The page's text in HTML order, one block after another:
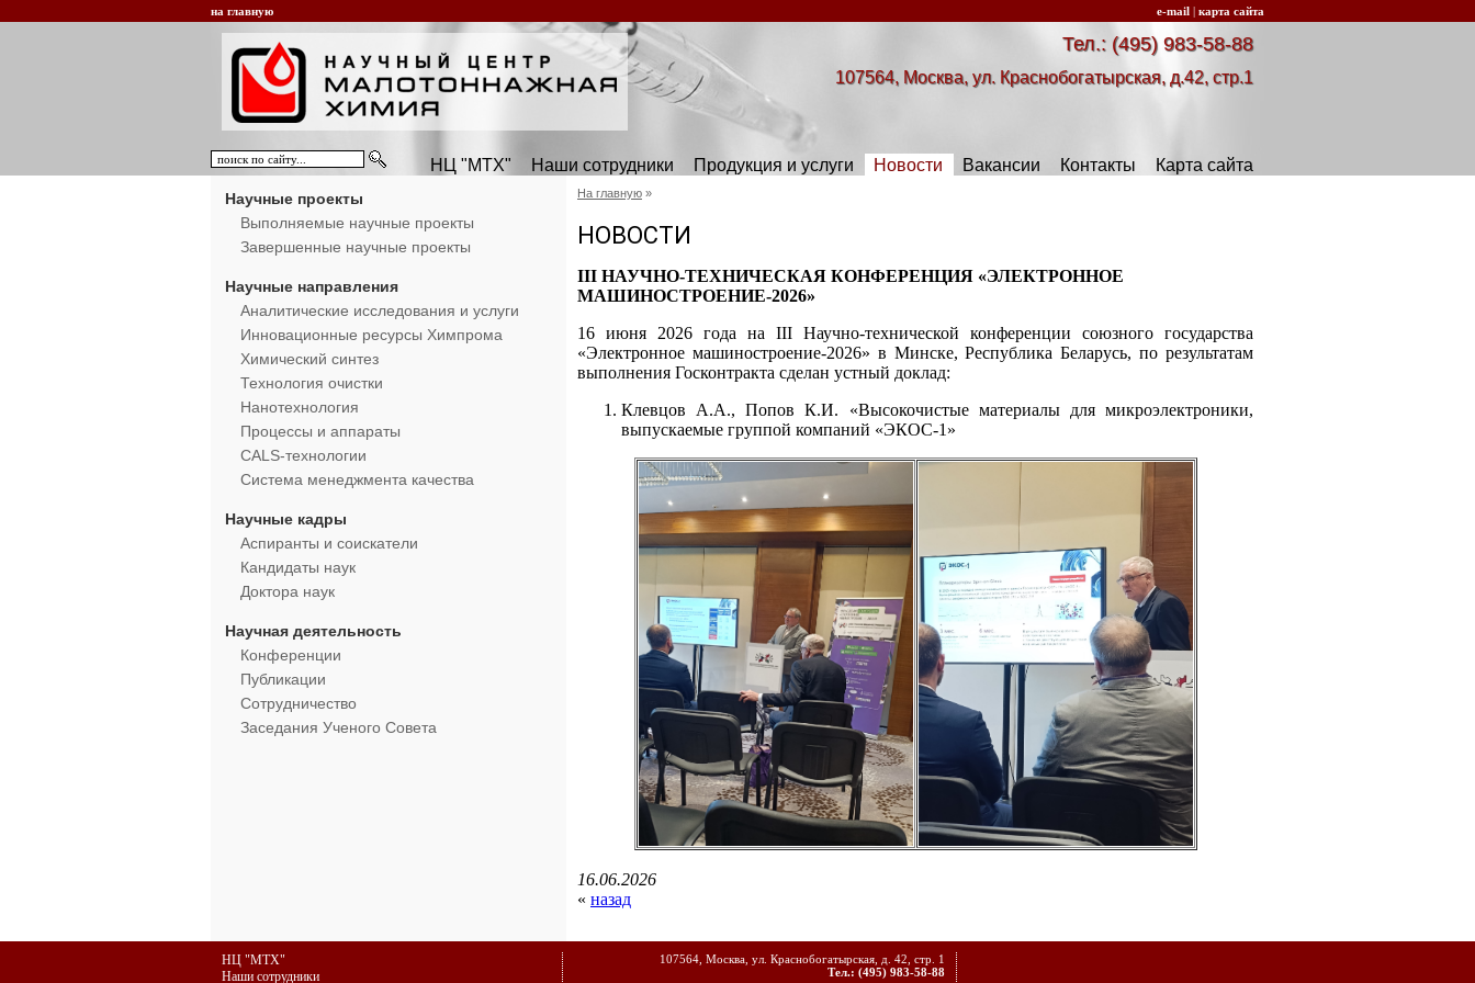
на главную e-mail | карта сайта
Тел.: (495) 983-58-88
107564, Москва, ул. Краснобогатырская, д.42, стр.1
НЦ "МТХ" Наши сотрудники Продукция и услуги Новости Вакансии Контакты Карта сайта
Научные проекты
Выполняемые научные проекты
Завершенные научные проекты
Научные направления
Аналитические исследования и услуги
Инновационные ресурсы Химпрома
Химический синтез
Технология очистки
Нанотехнология
Процессы и аппараты
CALS-технологии
Система менеджмента качества
Научные кадры
Аспиранты и соискатели
Кандидаты наук
Доктора наук
Научная деятельность
Конференции
Публикации
Сотрудничество
Заседания Ученого Совета
На главную »
НОВОСТИ
III НАУЧНО-ТЕХНИЧЕСКАЯ КОНФЕРЕНЦИЯ «ЭЛЕКТРОННОЕ
МАШИНОСТРОЕНИЕ-2026»
16 июня 2026 года на III Научно-технической конференции союзного государства
«Электронное машиностроение-2026» в Минске, Республика Беларусь, по результатам
выполнения Госконтракта сделан устный доклад:
Клевцов А.А., Попов К.И. «Высокочистые материалы для микроэлектроники,
выпускаемые группой компаний «ЭКОС-1»
16.06.2026
« назад
НЦ "МТХ"
Наши сотрудники
107564, Москва, ул. Краснобогатырская, д. 42, стр. 1
Тел.: (495) 983-58-88